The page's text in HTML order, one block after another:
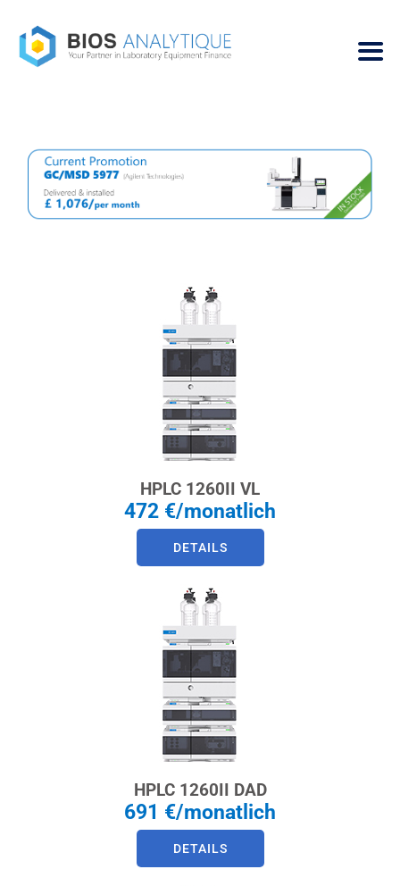
HPLC 1260II VL
472 €/monatlich
DETAILS
HPLC 1260II DAD
691 €/monatlich
DETAILS